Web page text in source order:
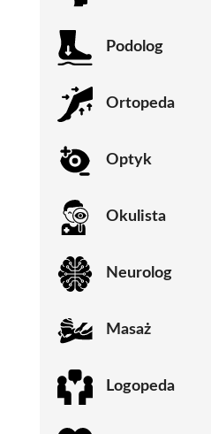
Podolog
Ortopeda
Optyk
Okulista
Neurolog
Masaż
Logopeda